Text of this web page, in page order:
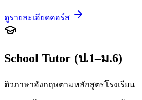
ดูรายละเอียดคอร์ส
School Tutor (ป.1–ม.6)
ติวภาษาอังกฤษตามหลักสูตรโรงเรียน